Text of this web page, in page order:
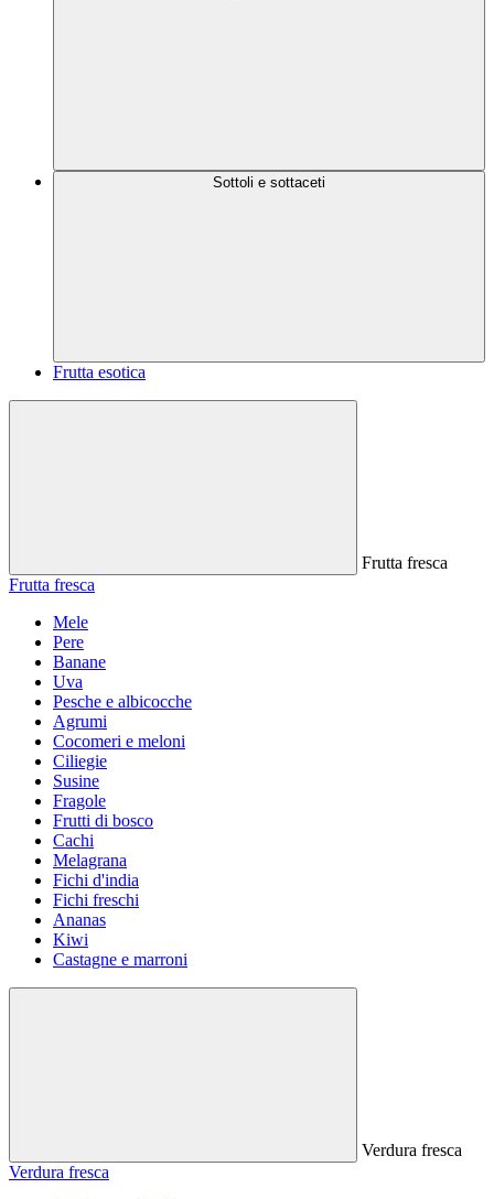
Sottoli e sottaceti
Frutta esotica
Frutta fresca
Frutta fresca
Mele
Pere
Banane
Uva
Pesche e albicocche
Agrumi
Cocomeri e meloni
Ciliegie
Susine
Fragole
Frutti di bosco
Cachi
Melagrana
Fichi d'india
Fichi freschi
Ananas
Kiwi
Castagne e marroni
Verdura fresca
Verdura fresca